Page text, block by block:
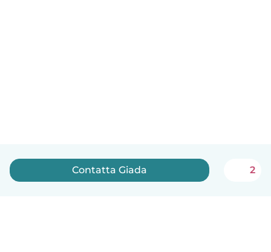
Contatta Giada 2